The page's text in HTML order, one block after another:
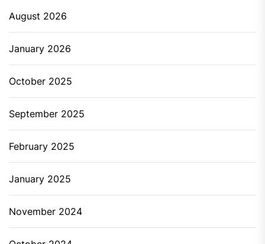
August 2026
January 2026
October 2025
September 2025
February 2025
January 2025
November 2024